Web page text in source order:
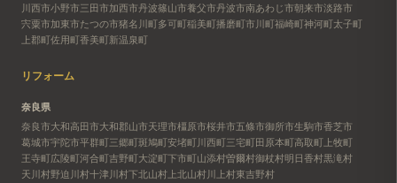
川西市小野市三田市加西市丹波篠山市養父市丹波市南あわじ市朝来市淡路市
宍粟市加東市たつの市猪名川町多可町稲美町播磨町市川町福崎町神河町太子町
上郡町佐用町香美町新温泉町
リフォーム
奈良県
奈良市大和高田市大和郡山市天理市橿原市桜井市五條市御所市生駒市香芝市
葛城市宇陀市平群町三郷町斑鳩町安堵町川西町三宅町田原本町高取町 上牧町
王寺町広陵町河合町吉野町大淀町下市町山添村曽爾村御杖村明日香村黒滝村
天川村野迫川村十津川村下北山村 上北山村川上村東吉野村